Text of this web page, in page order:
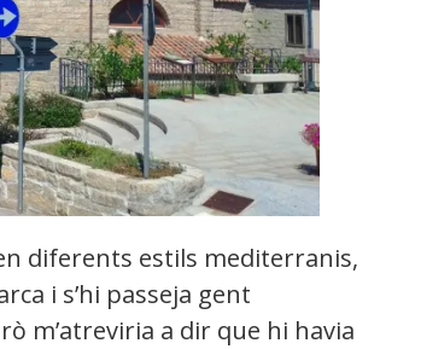
diferents estils mediterranis,
i s’hi passeja gent
m’atreviria a dir que hi havia